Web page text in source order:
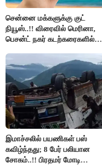
சென்னை மக்களுக்கு குட்
நியூஸ்..!! விரைவில் மெரினா,
பெசன்ட் நகர் கடற்கரைகளில்
இமாச்சலில் பயணிகள் பஸ்
கவிழ்ந்தது; 8 பேர் பலியான
சோகம்..!! பிரதமர் மோடி